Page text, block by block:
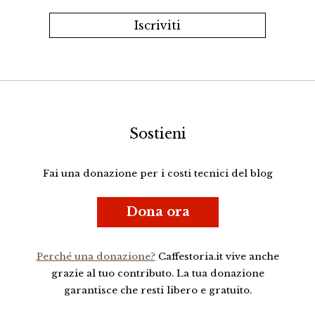
Sostieni
Fai una donazione per i costi tecnici del blog
Dona ora
Perché una donazione?Caffestoria.it vive anche
grazie al tuo contributo. La tua donazione
garantisce che resti libero e gratuito.